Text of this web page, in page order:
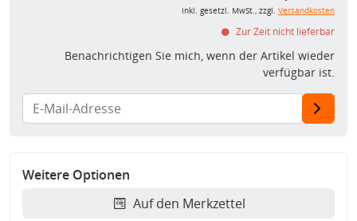
inkl. gesetzl. MwSt., zzgl. Versandkosten
Zur Zeit nicht lieferbar
Benachrichtigen Sie mich, wenn der Artikel wieder
verfügbar ist.
Weitere Optionen
Auf den Merkzettel